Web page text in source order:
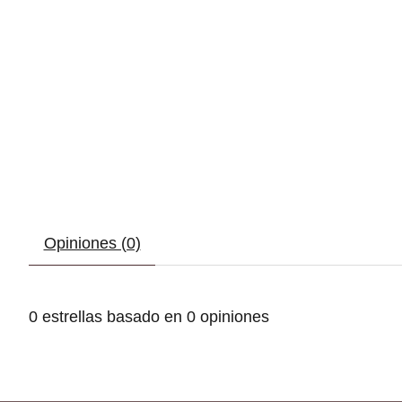
Opiniones (0)
0 estrellas basado en 0 opiniones